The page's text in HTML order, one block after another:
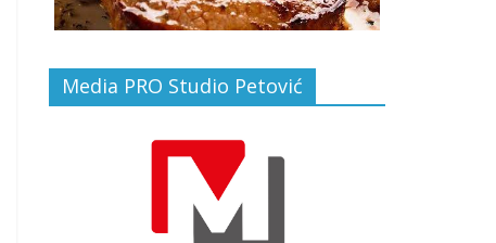
Media PRO Studio Petović